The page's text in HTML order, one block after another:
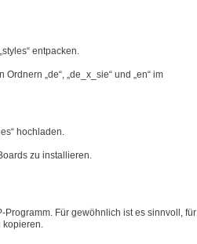
entpacken.
„de“, „de_x_sie“ und „en“ im
hochladen.
zu installieren.
Programm. Für gewöhnlich ist es sinnvoll, für
kopieren.